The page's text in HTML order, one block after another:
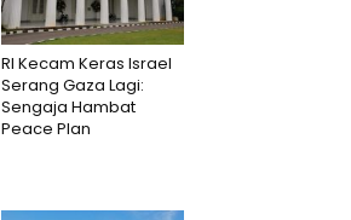
RI Kecam Keras Israel
Serang Gaza Lagi:
Sengaja Hambat
Peace Plan